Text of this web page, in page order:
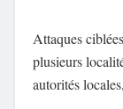
Attaques
plusieurs
autorités